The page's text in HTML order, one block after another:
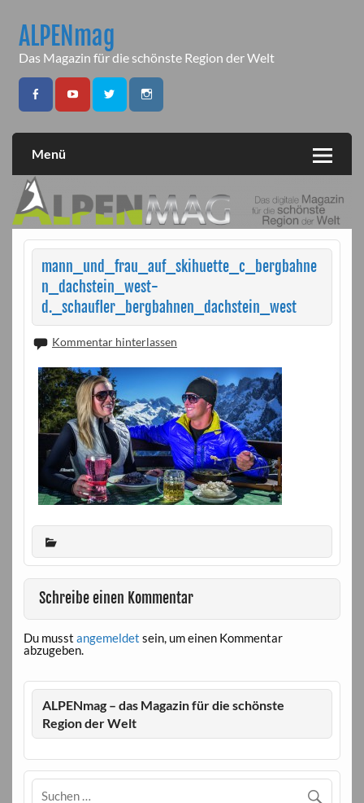
contentALPENmag
Das Magazin für die schönste Region der Welt
Menü
mann_und_frau_auf_skihuette_c_bergbahne
n_dachstein_west-
d._schaufler_bergbahnen_dachstein_west
Kommentar hinterlassen
Schreibe einen Kommentar
Du musst angemeldet sein, um einen Kommentar
abzugeben.
ALPENmag – das Magazin für die schönste
Region der Welt